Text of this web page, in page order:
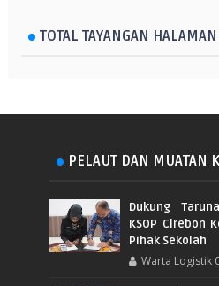
TOTAL TAYANGAN
PELAUT DAN MUATAN
Dukung
KSOP Cirebon
Pihak Sekolah
Warta Logistik